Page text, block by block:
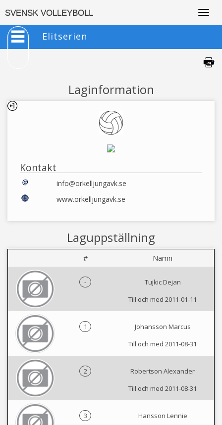
SVENSK VOLLEYBOLL
Elitserien
Laginformation
Kontakt
info@orkelljungavk.se
www.orkelljungavk.se
Laguppställning
# Namn
-
Tujkic Dejan
Till och med 2011-01-11
1
Johansson Marcus
Till och med 2011-08-31
2
Robertson Alexander
Till och med 2011-08-31
3
Hansson Lennie